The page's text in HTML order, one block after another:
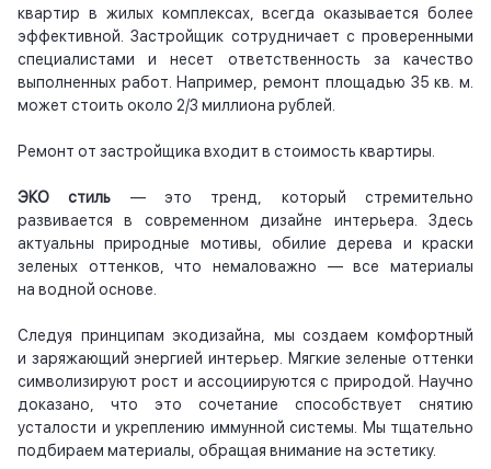
квартир в жилых комплексах, всегда оказывается более
эффективной. Застройщик сотрудничает с проверенными
специалистами и несет ответственность за качество
выполненных работ. Например, ремонт площадью 35 кв. м.
может стоить около 2/3 миллиона рублей.
Ремонт от застройщика входит в стоимость квартиры.
ЭКО стиль — это тренд, который стремительно
развивается в современном дизайне интерьера. Здесь
актуальны природные мотивы, обилие дерева и краски
зеленых оттенков, что немаловажно — все материалы
на водной основе.
Следуя принципам экодизайна, мы создаем комфортный
и заряжающий энергией интерьер. Мягкие зеленые оттенки
символизируют рост и ассоциируются с природой. Научно
доказано, что это сочетание способствует снятию
усталости и укреплению иммунной системы. Мы тщательно
подбираем материалы, обращая внимание на эстетику.